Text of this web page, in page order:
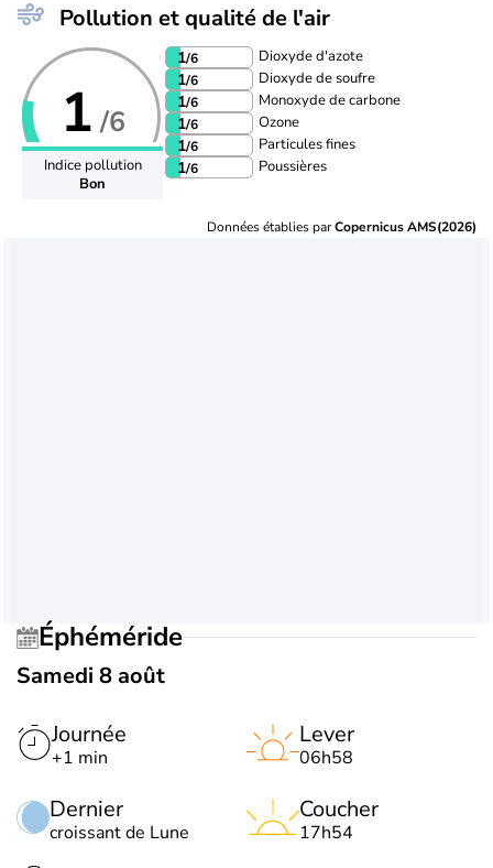
Pollution et qualité de l'air
1 /6
Indice pollution
Bon
1/6 Dioxyde d'azote
1/6 Dioxyde de soufre
1/6 Monoxyde de carbone
1/6 Ozone
1/6 Particules fines
1/6 Poussières
Données établies parCopernicus AMS(2026)
Éphéméride
Samedi 8 août
Journée
+1 min
Dernier
croissant de Lune
Lever
06h58
Coucher
17h54